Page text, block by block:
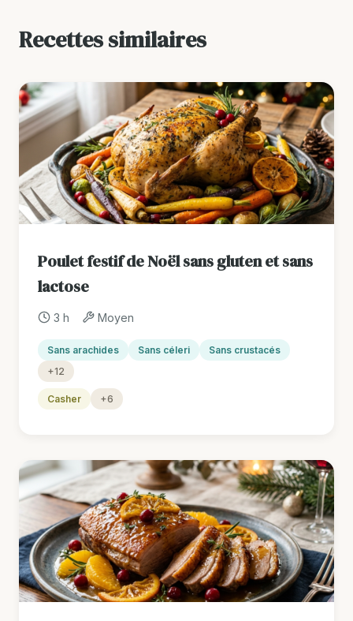
Recettes similaires
Poulet festif de Noël sans gluten et sans
lactose
3 h Moyen
Sans arachides Sans céleri
Sans crustacés
+12
Casher +6